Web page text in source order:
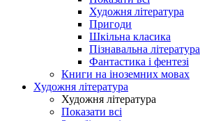
Художня література
Пригоди
Шкільна класика
Пізнавальна література
Фантастика і фентезі
Книги на іноземних мовах
Художня література
Художня література
Показати всі